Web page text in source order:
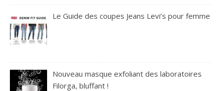
Le Guide des coupes Jeans Levi’s pour femme
Nouveau masque exfoliant des laboratoires
Filorga, bluffant !